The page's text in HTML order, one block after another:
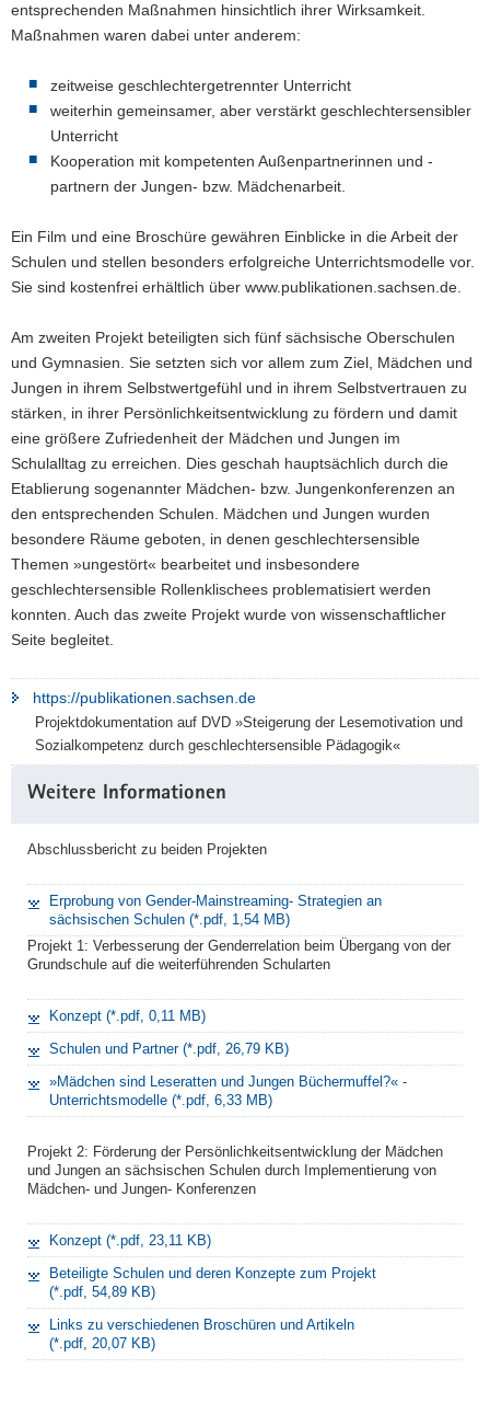
entsprechenden Maßnahmen hinsichtlich ihrer Wirksamkeit.
Maßnahmen waren dabei unter anderem:
zeitweise geschlechtergetrennter Unterricht
weiterhin gemeinsamer, aber verstärkt geschlechtersensibler
Unterricht
Kooperation mit kompetenten Außenpartnerinnen und -
partnern der Jungen- bzw. Mädchenarbeit.
Ein Film und eine Broschüre gewähren Einblicke in die Arbeit der
Schulen und stellen besonders erfolgreiche Unterrichtsmodelle vor.
Sie sind kostenfrei erhältlich über www.publikationen.sachsen.de.
Am zweiten Projekt beteiligten sich fünf sächsische Oberschulen
und Gymnasien. Sie setzten sich vor allem zum Ziel, Mädchen und
Jungen in ihrem Selbstwertgefühl und in ihrem Selbstvertrauen zu
stärken, in ihrer Persönlichkeitsentwicklung zu fördern und damit
eine größere Zufriedenheit der Mädchen und Jungen im
Schulalltag zu erreichen. Dies geschah hauptsächlich durch die
Etablierung sogenannter Mädchen- bzw. Jungenkonferenzen an
den entsprechenden Schulen. Mädchen und Jungen wurden
besondere Räume geboten, in denen geschlechtersensible
Themen »ungestört« bearbeitet und insbesondere
geschlechtersensible Rollenklischees problematisiert werden
konnten. Auch das zweite Projekt wurde von wissenschaftlicher
Seite begleitet.
https://publikationen.sachsen.de
Projektdokumentation auf DVD »Steigerung der Lesemotivation und
Sozialkompetenz durch geschlechtersensible Pädagogik«
Information
Weitere Informationen
Abschlussbericht zu beiden Projekten
Erprobung von Gender-Mainstreaming- Strategien an
sächsischen Schulen (*.pdf, 1,54 MB)
Projekt 1: Verbesserung der Genderrelation beim Übergang von der
Grundschule auf die weiterführenden Schularten
Konzept (*.pdf, 0,11 MB)
Schulen und Partner (*.pdf, 26,79 KB)
»Mädchen sind Leseratten und Jungen Büchermuffel?« -
Unterrichtsmodelle (*.pdf, 6,33 MB)
Projekt 2: Förderung der Persönlichkeitsentwicklung der Mädchen
und Jungen an sächsischen Schulen durch Implementierung von
Mädchen- und Jungen- Konferenzen
Konzept (*.pdf, 23,11 KB)
Beteiligte Schulen und deren Konzepte zum Projekt
(*.pdf, 54,89 KB)
Links zu verschiedenen Broschüren und Artikeln
(*.pdf, 20,07 KB)